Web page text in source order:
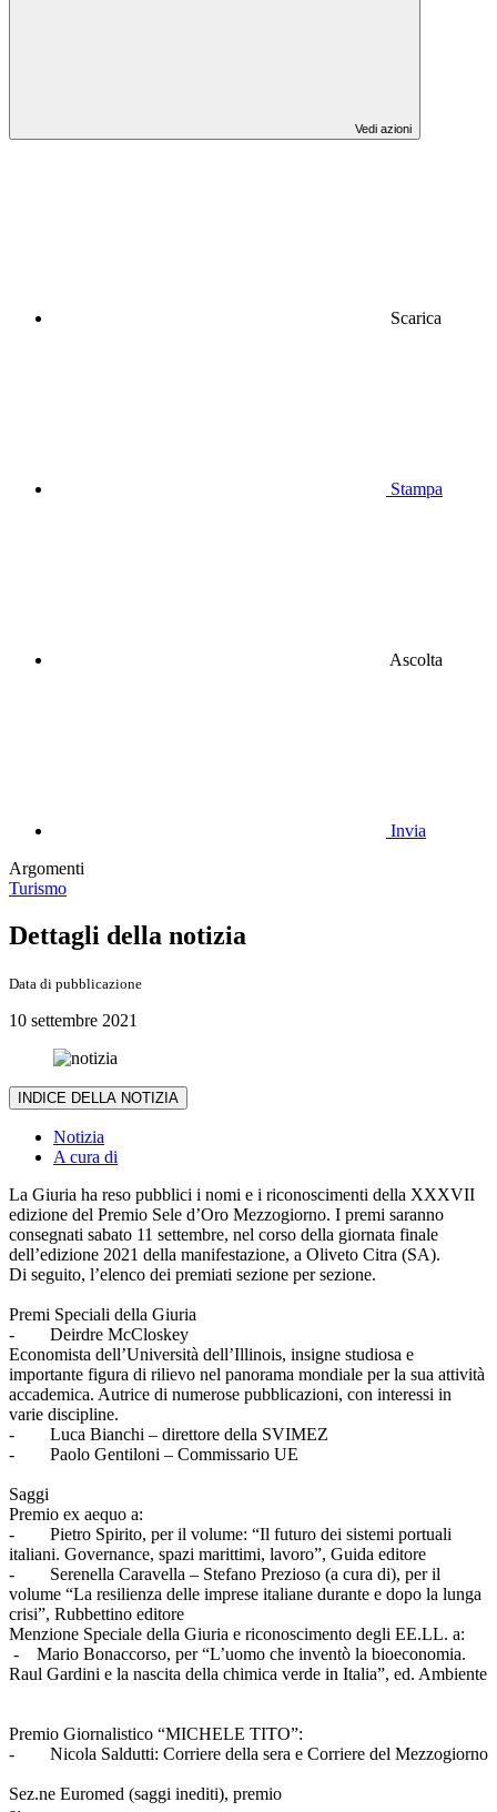
Vedi azioni
Scarica
Stampa
Ascolta
Invia
Argomenti
Turismo
Dettagli della notizia
Data di pubblicazione
10 settembre 2021
INDICE DELLA NOTIZIA
Notizia
A cura di
La Giuria ha reso pubblici i nomi e i riconoscimenti della XXXVII
edizione del Premio Sele d’Oro Mezzogiorno. I premi saranno
consegnati sabato 11 settembre, nel corso della giornata finale
dell’edizione 2021 della manifestazione, a Oliveto Citra (SA).
Di seguito, l’elenco dei premiati sezione per sezione.
Premi Speciali della Giuria
- Deirdre McCloskey
Economista dell’Università dell’Illinois, insigne studiosa e
importante figura di rilievo nel panorama mondiale per la sua attività
accademica. Autrice di numerose pubblicazioni, con interessi in
varie discipline.
- Luca Bianchi – direttore della SVIMEZ
- Paolo Gentiloni – Commissario UE
Saggi
Premio ex aequo a:
- Pietro Spirito, per il volume: “Il futuro dei sistemi portuali
italiani. Governance, spazi marittimi, lavoro”, Guida editore
- Serenella Caravella – Stefano Prezioso (a cura di), per il
volume “La resilienza delle imprese italiane durante e dopo la lunga
crisi”, Rubbettino editore
Menzione Speciale della Giuria e riconoscimento degli EE.LL. a:
- Mario Bonaccorso, per “L’uomo che inventò la bioeconomia.
Raul Gardini e la nascita della chimica verde in Italia”, ed. Ambiente
Premio Giornalistico “MICHELE TITO”:
- Nicola Saldutti: Corriere della sera e Corriere del Mezzogiorno
Sez.ne Euromed (saggi inediti), premio